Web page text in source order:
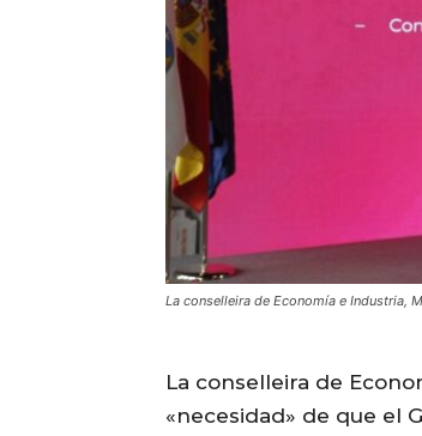
La conselleira de Economía e Industria,
La conselleira de
«necesidad» de que el